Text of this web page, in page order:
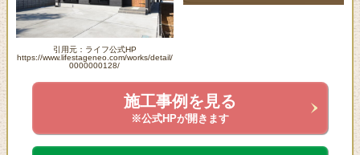
引用元：ライフ公式HP
https://www.lifestageneo.com/works/detail/
0000000128/
施工事例を見る
※公式HPが開きます